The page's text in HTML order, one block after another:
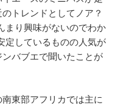
トレンドとしてノア？
まり興味がないのでわか
定しているものの人気が
バブエで聞いたことが
東部アフリカでは主に